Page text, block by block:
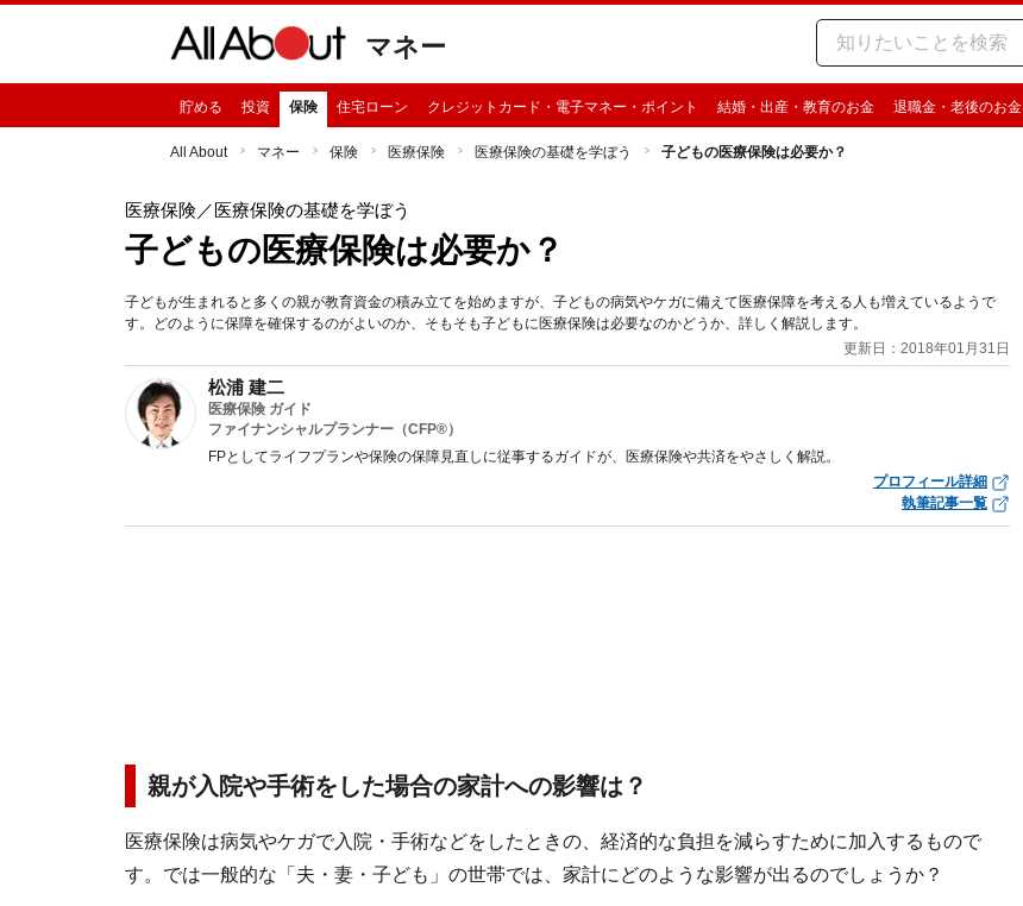
マネー
貯める 投資 保険 住宅ローン クレジットカード・電子マネー・ポイント 結婚・出産・教育のお金 退職金・老後のお金
All About マネー 保険 医療保険 医療保険の基礎を学ぼう 子どもの医療保険は必要か？
医療保険／医療保険の基礎を学ぼう
子どもの医療保険は必要か？
子どもが生まれると多くの親が教育資金の積み立てを始めますが、子どもの病気やケガに備えて医療保障を考える人も増えているようで
す。どのように保障を確保するのがよいのか、そもそも子どもに医療保険は必要なのかどうか、詳しく解説します。
更新日：2018年01月31日
松浦 建二
医療保険 ガイド
ファイナンシャルプランナー（CFP®）
FPとしてライフプランや保険の保障見直しに従事するガイドが、医療保険や共済をやさしく解説。
プロフィール詳細
執筆記事一覧
親が入院や手術をした場合の家計への影響は？
医療保険は病気やケガで入院・手術などをしたときの、経済的な負担を減らすために加入するもので
す。では一般的な「夫・妻・子ども」の世帯では、家計にどのような影響が出るのでしょうか？